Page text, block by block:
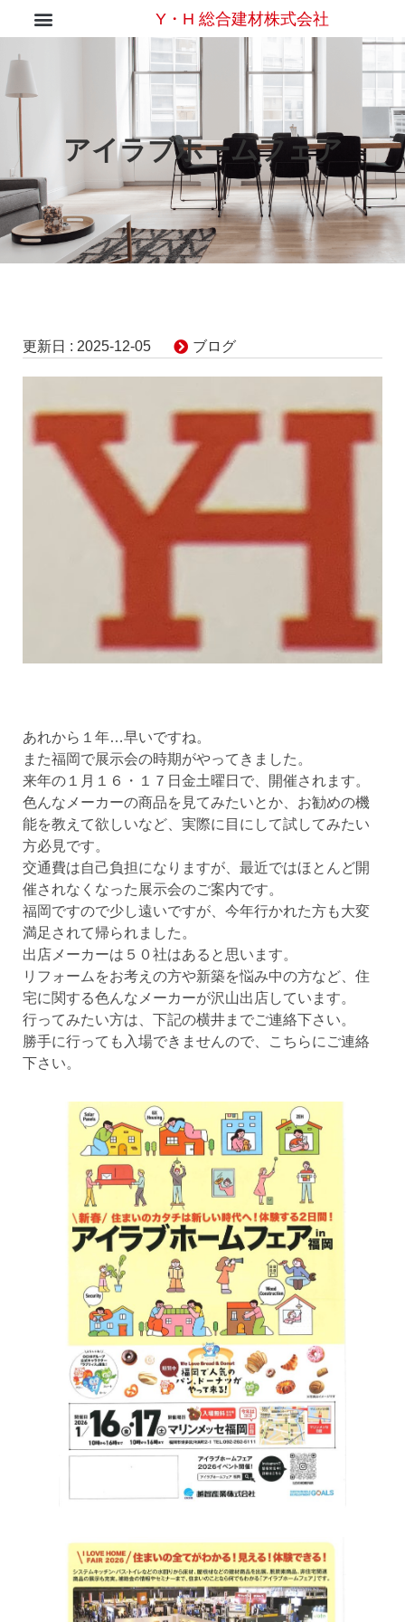
Y・H 総合建材株式会社
アイラブホームフェア
更新日 : 2025-12-05 ブログ
あれから１年…早いですね。
また福岡で展示会の時期がやってきました。
来年の１月１６・１７日金土曜日で、開催されます。
色んなメーカーの商品を見てみたいとか、お勧めの機
能を教えて欲しいなど、実際に目にして試してみたい
方必見です。
交通費は自己負担になりますが、最近ではほとんど開
催されなくなった展示会のご案内です。
福岡ですので少し遠いですが、今年行かれた方も大変
満足されて帰られました。
出店メーカーは５０社はあると思います。
リフォームをお考えの方や新築を悩み中の方など、住
宅に関する色んなメーカーが沢山出店しています。
行ってみたい方は、下記の横井までご連絡下さい。
勝手に行っても入場できませんので、こちらにご連絡
下さい。